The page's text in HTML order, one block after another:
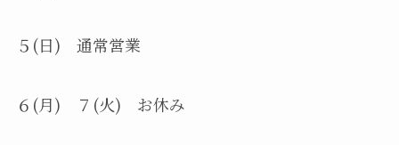
５(日) 通常営業
６(月) ７(火) お休み